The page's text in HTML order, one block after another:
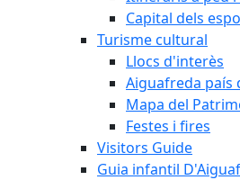
Capital dels
Turisme cultural
Llocs d'interès
Aiguafreda país
Mapa del
Festes i fires
Visitors Guide
Guia infantil